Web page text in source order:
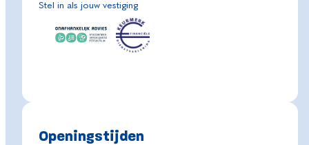
Stel in als jouw vestiging
Openingstijden